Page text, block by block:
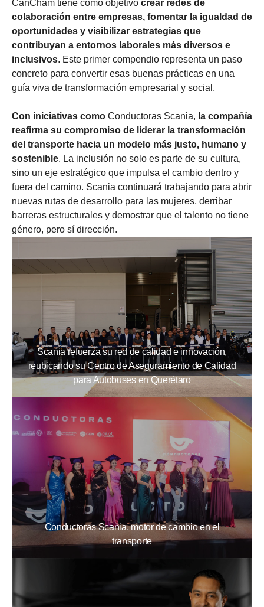
CanCham tiene como objetivo crear redes de
colaboración entre empresas, fomentar la igualdad de
oportunidades y visibilizar estrategias que
contribuyan a entornos laborales más diversos e
inclusivos. Este primer compendio representa un paso
concreto para convertir esas buenas prácticas en una
guía viva de transformación empresarial y social.
Con iniciativas como Conductoras Scania, la compañía
reafirma su compromiso de liderar la transformación
del transporte hacia un modelo más justo, humano y
sostenible. La inclusión no solo es parte de su cultura,
sino un eje estratégico que impulsa el cambio dentro y
fuera del camino. Scania continuará trabajando para abrir
nuevas rutas de desarrollo para las mujeres, derribar
barreras estructurales y demostrar que el talento no tiene
género, pero sí dirección.
Scania refuerza su red de calidad e innovación,
reubicando su Centro de Aseguramiento de Calidad
para Autobuses en Querétaro
Conductoras Scania, motor de cambio en el
transporte